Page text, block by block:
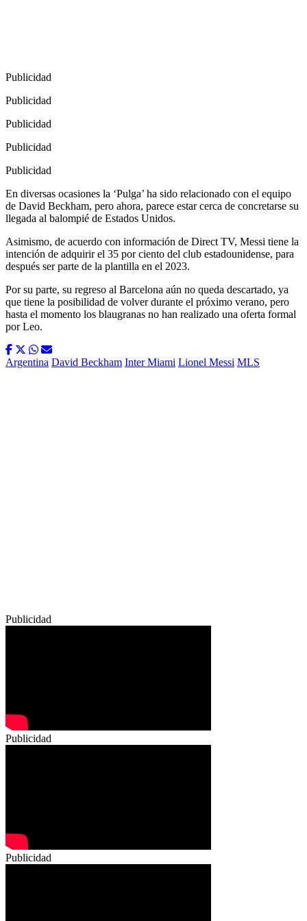
Publicidad
Publicidad
Publicidad
Publicidad
Publicidad
En diversas ocasiones la ‘Pulga’ ha sido relacionado con el equipo
de David Beckham, pero ahora, parece estar cerca de concretarse su
llegada al balompié de Estados Unidos.
Asimismo, de acuerdo con información de Direct TV, Messi tiene la
intención de adquirir el 35 por ciento del club estadounidense, para
después ser parte de la plantilla en el 2023.
Por su parte, su regreso al Barcelona aún no queda descartado, ya
que tiene la posibilidad de volver durante el próximo verano, pero
hasta el momento los blaugranas no han realizado una oferta formal
por Leo.
Argentina David Beckham Inter Miami Lionel Messi MLS
Publicidad
Publicidad
Publicidad